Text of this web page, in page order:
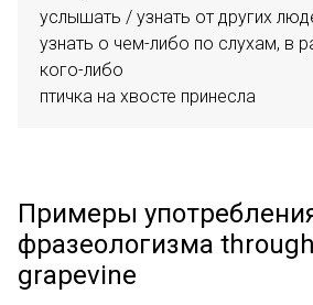
услышать / узнать от других
узнать о чем-либо по слухам, в
кого-либо
птичка на хвосте принесла
Примеры
фразеологизма
grapevine